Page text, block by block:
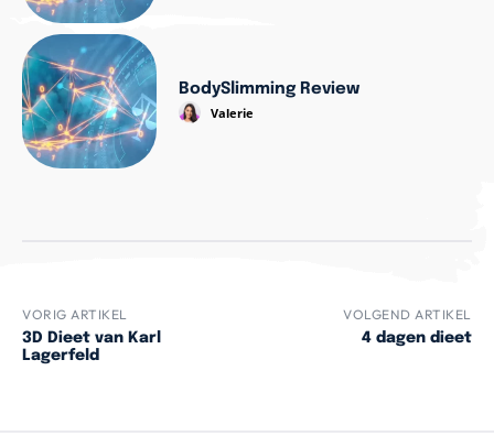
BodySlimming Review
Valerie
VORIG ARTIKEL
3D Dieet van Karl
Lagerfeld
VOLGEND ARTIKEL
4 dagen dieet